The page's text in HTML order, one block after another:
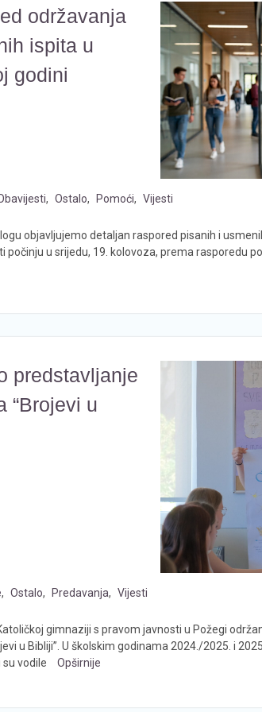
održavanja
ispita u
godini
, Ostalo, Pomoći, Vijesti
objavljujemo detaljan raspored pisanih i
počinju u srijedu, 19. kolovoza, prema rasporedu
predstavljanje
“Brojevi u
, Ostalo, Predavanja, Vijesti
gimnaziji s pravom javnosti u Požegi
u Bibliji”. U školskim godinama 2024./2025. i
su vodile
Opširnije